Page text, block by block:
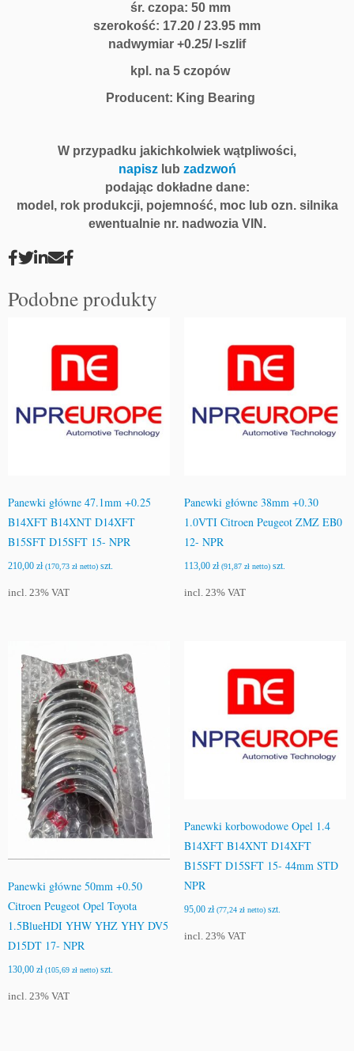
śr. czopa: 50 mm
szerokość: 17.20 / 23.95 mm
nadwymiar +0.25/ I-szlif
kpl. na 5 czopów
Producent: King Bearing
W przypadku jakichkolwiek wątpliwości,
napiszlub zadzwoń
podając dokładne dane:
model, rok produkcji, pojemność, moc lub ozn. silnika
ewentualnie nr. nadwozia VIN.
Podobne produkty
Panewki główne 47.1mm +0.25
B14XFT B14XNT D14XFT
B15SFT D15SFT 15- NPR
210,00 zł (170,73 zł netto) szt.
incl. 23% VAT
Panewki główne 38mm +0.30
1.0VTI Citroen Peugeot ZMZ EB0
12- NPR
113,00 zł (91,87 złnetto)szt.
incl. 23% VAT
Panewki główne 50mm +0.50
Citroen Peugeot Opel Toyota
1.5BlueHDI YHW YHZ YHY DV5
D15DT 17- NPR
130,00 zł (105,69 zł netto) szt.
incl. 23% VAT
Panewki korbowodowe Opel 1.4
B14XFT B14XNT D14XFT
B15SFT D15SFT 15- 44mm STD
NPR
95,00 zł (77,24 złnetto)szt.
incl. 23% VAT